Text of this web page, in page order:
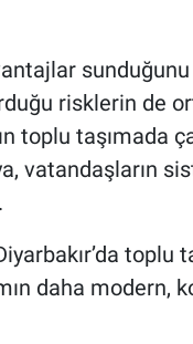
risklerin de
toplu taşımada
vatandaşların
toplu
daha modern,